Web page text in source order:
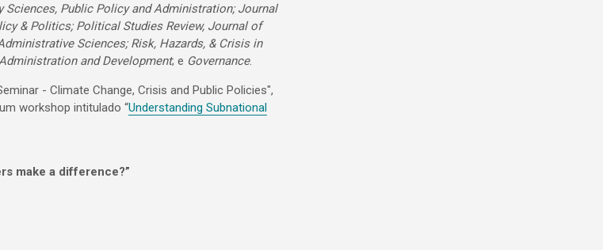
Public Policy and Administration; Journal
& Politics; Political Studies Review, Journal of
Sciences; Risk, Hazards, & Crisis in
and Development; e Governance.
- Climate Change, Crisis and Public Policies",
workshop intitulado “Understanding Subnational
make a difference?”